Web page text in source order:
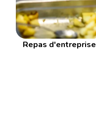
Repas d'entreprise